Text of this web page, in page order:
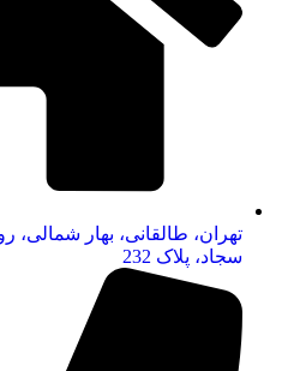
تهران، طالقانی، بهار شمالی،
سجاد، پلاک 232